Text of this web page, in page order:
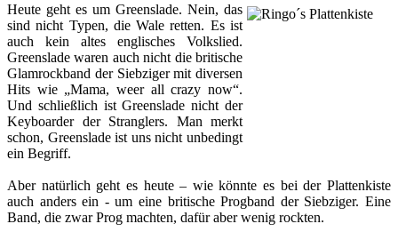
Heute geht es um Greenslade. Nein, das
sind nicht Typen, die Wale retten. Es ist
auch kein altes englisches Volkslied.
Greenslade waren auch nicht die britische
Glamrockband der Siebziger mit diversen
Hits wie „Mama, weer all crazy now“.
Und schließlich ist Greenslade nicht der
Keyboarder der Stranglers. Man merkt
schon, Greenslade ist uns nicht unbedingt
ein Begriff.
Aber natürlich geht es heute – wie könnte es bei der Plattenkiste
auch anders ein - um eine britische Progband der Siebziger. Eine
Band, die zwar Prog machten, dafür aber wenig rockten.